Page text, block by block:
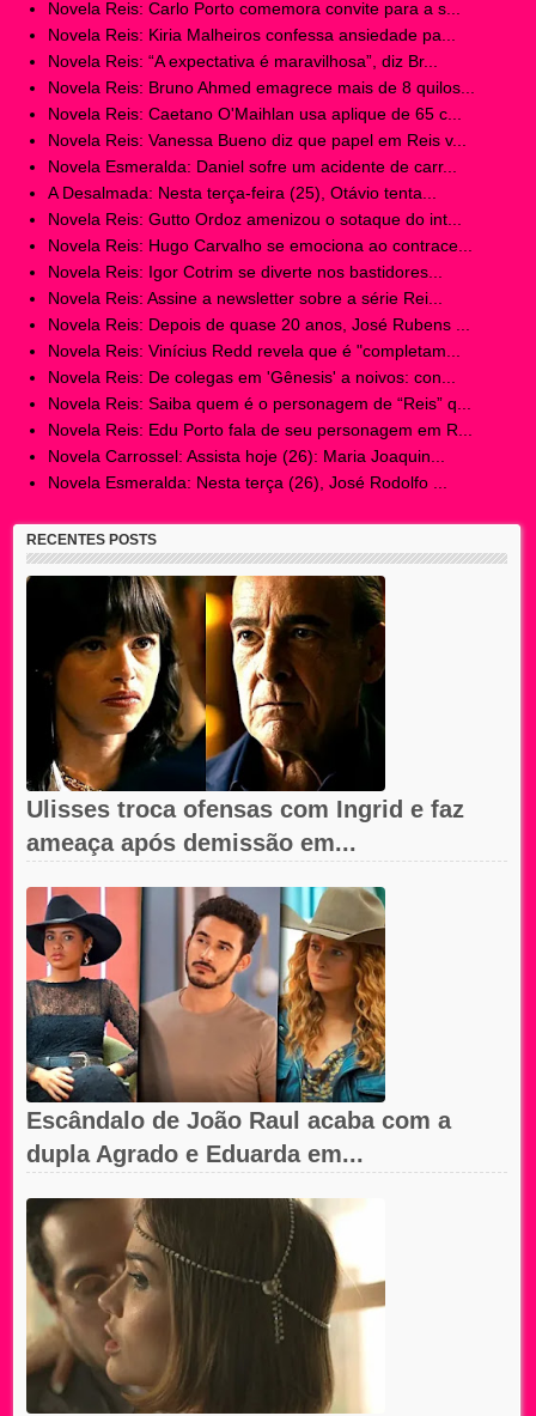
Novela Reis: Carlo Porto comemora convite para a s...
Novela Reis: Kiria Malheiros confessa ansiedade pa...
Novela Reis: “A expectativa é maravilhosa”, diz Br...
Novela Reis: Bruno Ahmed emagrece mais de 8 quilos...
Novela Reis: Caetano O'Maihlan usa aplique de 65 c...
Novela Reis: Vanessa Bueno diz que papel em Reis v...
Novela Esmeralda: Daniel sofre um acidente de carr...
A Desalmada: Nesta terça-feira (25), Otávio tenta...
Novela Reis: Gutto Ordoz amenizou o sotaque do int...
Novela Reis: Hugo Carvalho se emociona ao contrace...
Novela Reis: Igor Cotrim se diverte nos bastidores...
Novela Reis: Assine a newsletter sobre a série Rei...
Novela Reis: Depois de quase 20 anos, José Rubens ...
Novela Reis: Vinícius Redd revela que é "completam...
Novela Reis: De colegas em 'Gênesis' a noivos: con...
Novela Reis: Saiba quem é o personagem de “Reis” q...
Novela Reis: Edu Porto fala de seu personagem em R...
Novela Carrossel: Assista hoje (26): Maria Joaquin...
Novela Esmeralda: Nesta terça (26), José Rodolfo ...
RECENTES POSTS
Ulisses troca ofensas com Ingrid e faz
ameaça após demissão em...
Escândalo de João Raul acaba com a
dupla Agrado e Eduarda em...